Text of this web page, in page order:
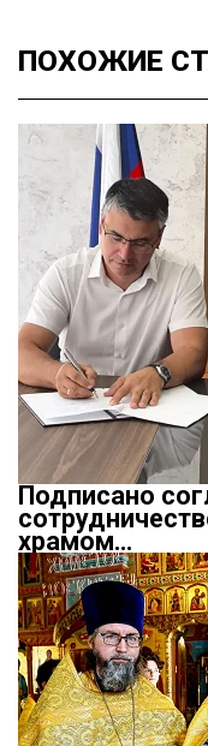
ПОХОЖИЕ
Подписано
храмом…